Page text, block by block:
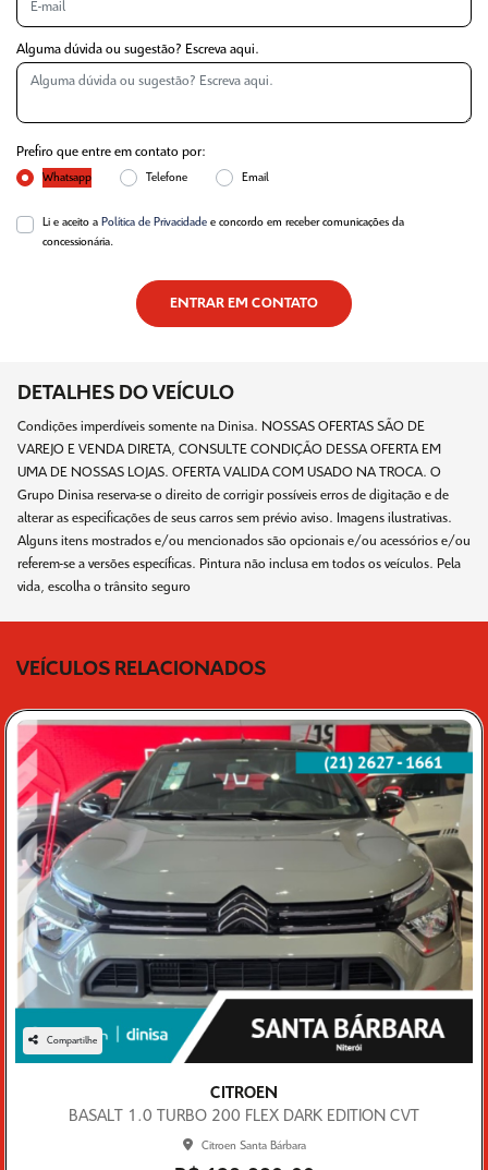
Alguma dúvida ou sugestão? Escreva aqui.
Prefiro que entre em contato por:
Whatsapp Telefone Email
Li e aceito a Política de Privacidade e concordo em receber comunicações da
concessionária.
ENTRAR EM CONTATO
DETALHES DO VEÍCULO
Condições imperdíveis somente na Dinisa. NOSSAS OFERTAS SÃO DE
VAREJO E VENDA DIRETA, CONSULTE CONDIÇÃO DESSA OFERTA EM
UMA DE NOSSAS LOJAS. OFERTA VALIDA COM USADO NA TROCA. O
Grupo Dinisa reserva-se o direito de corrigir possíveis erros de digitação e de
alterar as especificações de seus carros sem prévio aviso. Imagens ilustrativas.
Alguns itens mostrados e/ou mencionados são opcionais e/ou acessórios e/ou
referem-se a versões específicas. Pintura não inclusa em todos os veículos. Pela
vida, escolha o trânsito seguro
VEÍCULOS RELACIONADOS
Compartilhe
CITROEN
BASALT 1.0 TURBO 200 FLEX DARK EDITION CVT
Citroen Santa Bárbara